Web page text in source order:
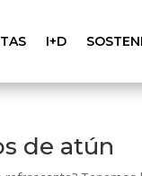
I+D
de atún